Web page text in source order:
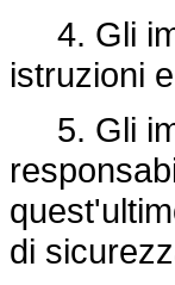
4. Gli
istruzioni
5. Gli
di